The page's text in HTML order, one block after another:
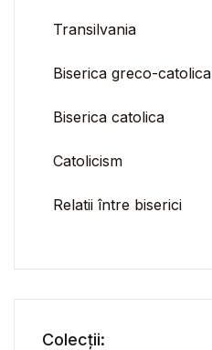
Transilvania
Biserica greco-catolica
Biserica catolica
Catolicism
Relatii între biserici
Colecții: